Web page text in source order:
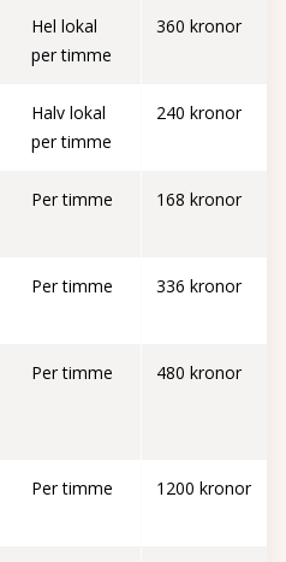
Hel lokal
per timme
360 kronor
Halv lokal
per timme
240 kronor
Per timme 168 kronor
Per timme 336 kronor
Per timme 480 kronor
Per timme 1200 kronor